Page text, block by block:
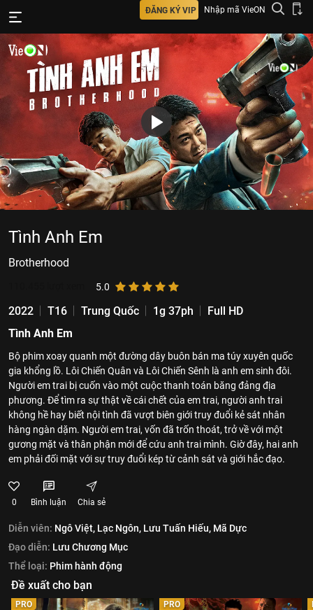
ĐĂNG KÝ VIP Nhập mã VieON
Tình Anh Em
Brotherhood
5.0
2022 T16 Trung Quốc 1g 37ph
Full HD
Tình Anh Em
Bộ phim xoay quanh một đường dây buôn bán ma túy xuyên quốc
gia khổng lồ. Lôi Chiến Quân và Lôi Chiến Sênh là anh em sinh đôi.
Người em trai bị cuốn vào một cuộc thanh toán băng đảng địa
phương. Để tìm ra sự thật về cái chết của em trai, người anh trai
không hề hay biết nội tình đã vượt biên giới truy đuổi kẻ sát nhân
hàng ngàn dặm. Người em trai, vốn đã trốn thoát, trở về với một
gương mặt và thân phận mới để cứu anh trai mình. Giờ đây, hai anh
em phải đối mặt với sự truy đuổi kép từ cảnh sát và giới hắc đạo.
0 Bình luận Chia sẻ
Diễn viên: Ngô Việt, Lạc Ngôn, Lưu Tuấn Hiếu, Mã Dực
Đạo diễn: Lưu Chương Mục
Thể loại: Phim hành động
Đề xuất cho bạn
PRO PRO